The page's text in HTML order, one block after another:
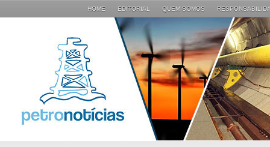
HOME EDITORIAL QUEM SOMOS